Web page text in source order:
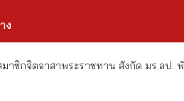
ง
มาชิกจิตอาสาพระราชทาน สังกัด มร.ลป